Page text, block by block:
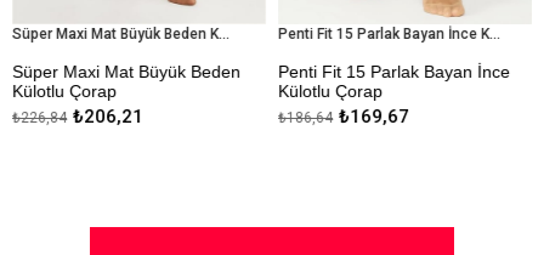
Süper Maxi Mat Büyük Beden Külotlu Çorap
Maxi Mat Büyük Beden
Çorap
Ödeme Seçeneği
₺206,21
Penti Fit 15 Parlak Bayan İnce Külotlu Çorap
Penti Fit 15 Parlak Bayan İnce
Külotlu Çorap
₺169,67
₺186,64